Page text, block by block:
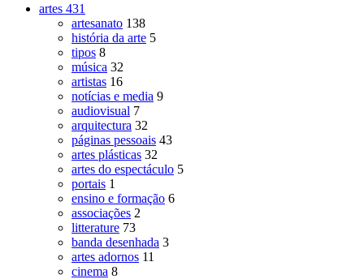
artes 431
artesanato 138
história da arte 5
tipos 8
música 32
artistas 16
notícias e media 9
audiovisual 7
arquitectura 32
páginas pessoais 43
artes plásticas 32
artes do espectáculo 5
portais 1
ensino e formação 6
associações 2
litterature 73
banda desenhada 3
artes adornos 11
cinema 8